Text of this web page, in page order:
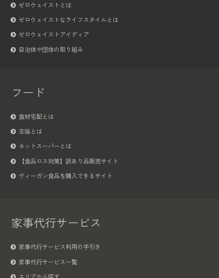
ゼロウェイストとは
ゼロウェイストなライフスタイルとは
ゼロウェイストアイディア
自治体や団体の取り組み
フード
食材宅配とは
生協とは
ネットスーパーとは
【食品ロス対策】訳あり品販売サイト
ヴィーガン食品を購入できるサイト
家事代行サービス
家事代行サービス利用の手引き
家事代行サービス一覧